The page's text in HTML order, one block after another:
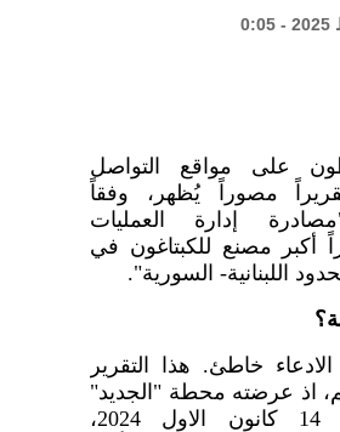
على مواقع التواصل
مصوراً يُظهر، وفقاً
إدارة العمليات
أكبر مصنع للكبتاغون في
اللبنانية- السورية"
.
خاطئ. هذا التقرير
اذ عرضته محطة "الجديد"
اللبنانية في 14 كانون الاول 2024،